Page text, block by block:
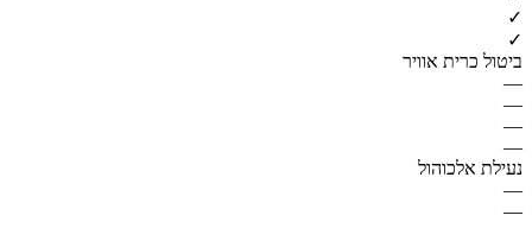
✓
✓
ביטול כרית אוויר
—
—
—
—
נעילת אלכוהול
—
—